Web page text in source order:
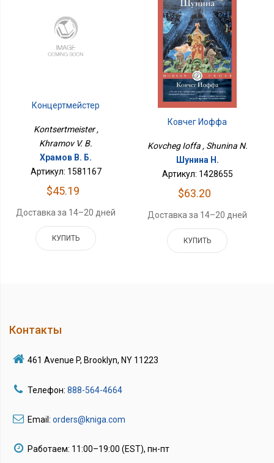
Концертмейстер
Kontsertmeister ,
Khramov V. B.
Храмов В. Б.
Артикул: 1581167
$45.19
Доставка за 14–20 дней
КУПИТЬ
Ковчег Иоффа
Kovcheg Ioffa , Shunina N.
Шунина Н.
Артикул: 1428655
$63.20
Доставка за 14–20 дней
КУПИТЬ
Контакты
461 Avenue P, Brooklyn, NY 11223
Телефон: 888-564-4664
Email: orders@kniga.com
Работаем: 11:00–19:00 (EST), пн-пт